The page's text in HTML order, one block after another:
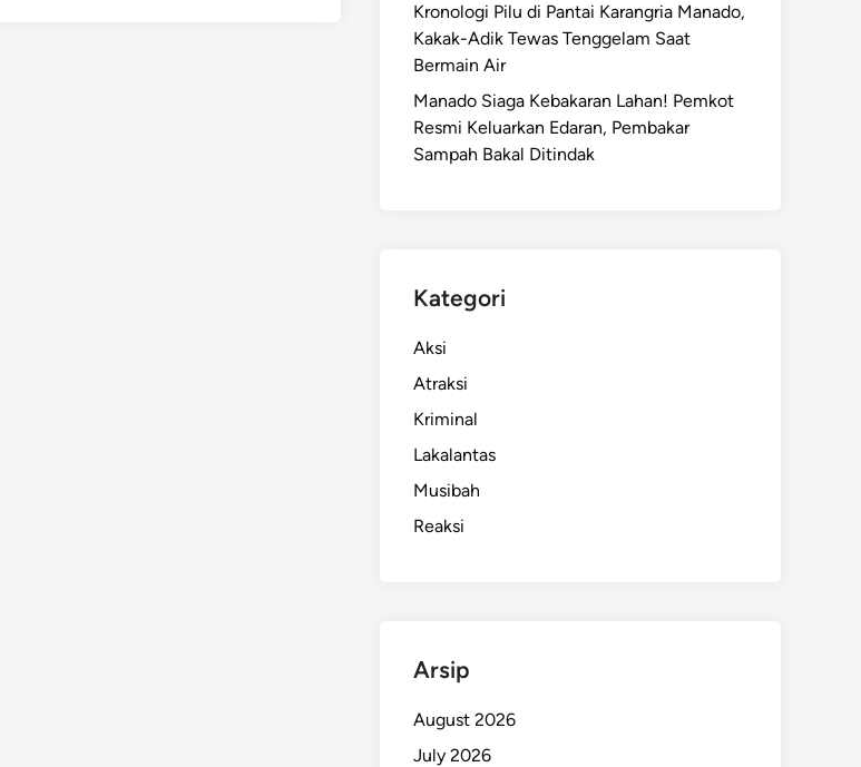
Kronologi Pilu di Pantai Karangria Manado,
Kakak-Adik Tewas Tenggelam Saat
Bermain Air
Manado Siaga Kebakaran Lahan! Pemkot
Resmi Keluarkan Edaran, Pembakar
Sampah Bakal Ditindak
Kategori
Aksi
Atraksi
Kriminal
Lakalantas
Musibah
Reaksi
Arsip
August 2026
July 2026